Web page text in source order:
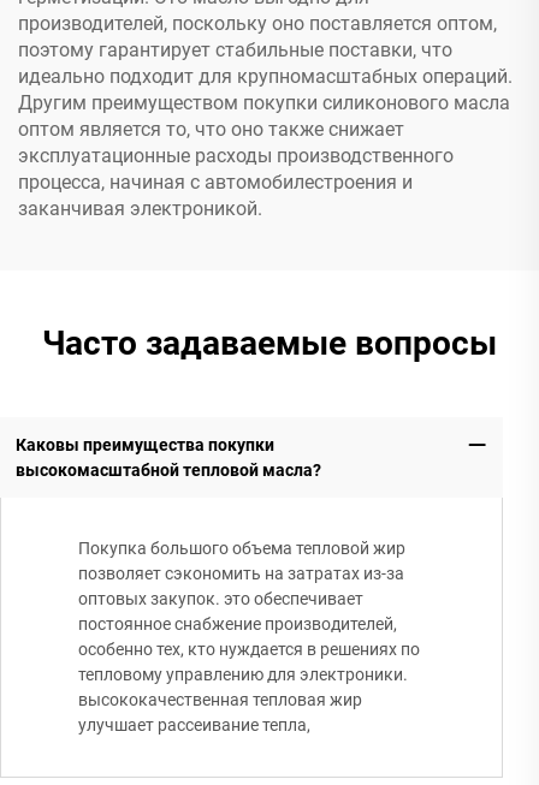
производителей, поскольку оно поставляется оптом,
поэтому гарантирует стабильные поставки, что
идеально подходит для крупномасштабных операций.
Другим преимуществом покупки силиконового масла
оптом является то, что оно также снижает
эксплуатационные расходы производственного
процесса, начиная с автомобилестроения и
заканчивая электроникой.
Часто задаваемые вопросы
Каковы преимущества покупки
высокомасштабной тепловой масла?
Покупка большого объема тепловой жир
позволяет сэкономить на затратах из-за
оптовых закупок. это обеспечивает
постоянное снабжение производителей,
особенно тех, кто нуждается в решениях по
тепловому управлению для электроники.
высококачественная тепловая жир
улучшает рассеивание тепла,